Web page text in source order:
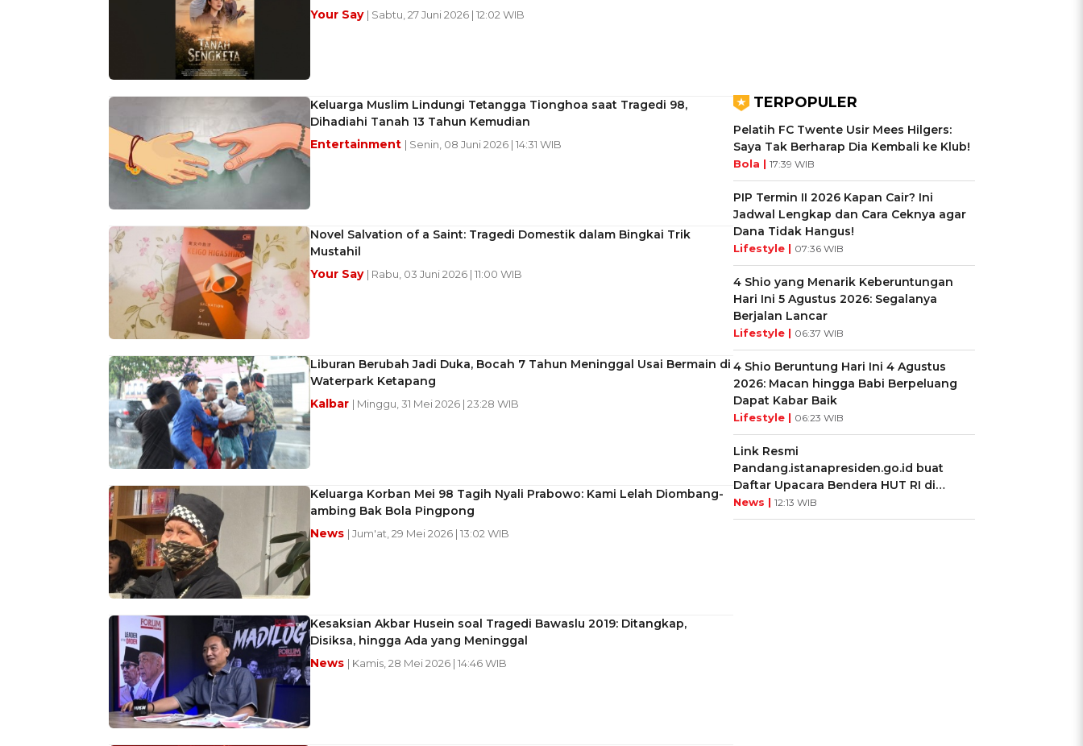
Your Say | Sabtu, 27 Juni 2026 | 12:02 WIB
Keluarga Muslim Lindungi Tetangga Tionghoa saat Tragedi 98,
Dihadiahi Tanah 13 Tahun Kemudian
Entertainment | Senin, 08 Juni 2026 | 14:31 WIB
Novel Salvation of a Saint: Tragedi Domestik dalam Bingkai Trik
Mustahil
Your Say | Rabu, 03 Juni 2026 | 11:00 WIB
Liburan Berubah Jadi Duka, Bocah 7 Tahun Meninggal Usai Bermain di
Waterpark Ketapang
Kalbar | Minggu, 31 Mei 2026 | 23:28 WIB
Keluarga Korban Mei 98 Tagih Nyali Prabowo: Kami Lelah Diombang-
ambing Bak Bola Pingpong
News | Jum'at, 29 Mei 2026 | 13:02 WIB
Kesaksian Akbar Husein soal Tragedi Bawaslu 2019: Ditangkap,
Disiksa, hingga Ada yang Meninggal
News | Kamis, 28 Mei 2026 | 14:46 WIB
TERPOPULER
Pelatih FC Twente Usir Mees Hilgers:
Saya Tak Berharap Dia Kembali ke Klub!
Bola | 17:39 WIB
PIP Termin II 2026 Kapan Cair? Ini
Jadwal Lengkap dan Cara Ceknya agar
Dana Tidak Hangus!
Lifestyle | 07:36 WIB
4 Shio yang Menarik Keberuntungan
Hari Ini 5 Agustus 2026: Segalanya
Berjalan Lancar
Lifestyle | 06:37 WIB
4 Shio Beruntung Hari Ini 4 Agustus
2026: Macan hingga Babi Berpeluang
Dapat Kabar Baik
Lifestyle | 06:23 WIB
Link Resmi
Pandang.istanapresiden.go.id buat
Daftar Upacara Bendera HUT RI di
Istana Negara
News | 12:13 WIB